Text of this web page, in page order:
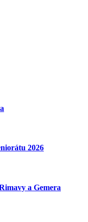
2026
a Gemera